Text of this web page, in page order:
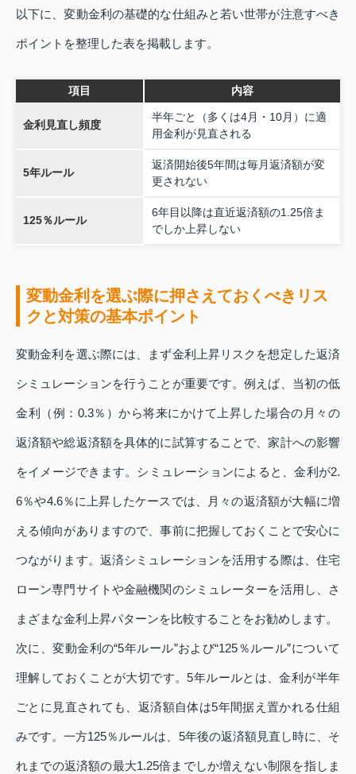
以下に、変動金利の基礎的な仕組みと若い世帯が注意すべき
ポイントを整理した表を掲載します。
項目 内容
金利見直し頻度
半年ごと（多くは4月・10月）に適
用金利が見直される
5年ルール
返済開始後5年間は毎月返済額が変
更されない
125％ルール
6年目以降は直近返済額の1.25倍ま
でしか上昇しない
変動金利を選ぶ際に押さえておくべきリス
クと対策の基本ポイント
変動金利を選ぶ際には、まず金利上昇リスクを想定した返済
シミュレーションを行うことが重要です。例えば、当初の低
金利（例：0.3％）から将来にかけて上昇した場合の月々の
返済額や総返済額を具体的に試算することで、家計への影響
をイメージできます。シミュレーションによると、金利が2.
6％や4.6％に上昇したケースでは、月々の返済額が大幅に増
える傾向がありますので、事前に把握しておくことで安心に
つながります。返済シミュレーションを活用する際は、住宅
ローン専門サイトや金融機関のシミュレーターを活用し、さ
まざまな金利上昇パターンを比較することをお勧めします。
次に、変動金利の“5年ルール”および“125％ルール”について
理解しておくことが大切です。5年ルールとは、金利が半年
ごとに見直されても、返済額自体は5年間据え置かれる仕組
みです。一方125％ルールは、5年後の返済額見直し時に、そ
れまでの返済額の最大1.25倍までしか増えない制限を指しま